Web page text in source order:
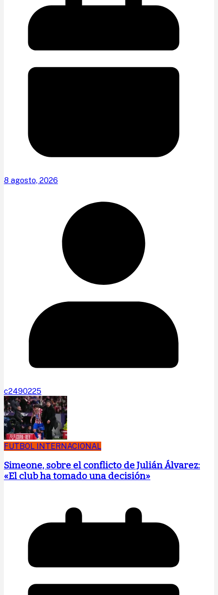
8 agosto, 2026
c2490225
FUTBOL INTERNACIONAL
Simeone, sobre el conflicto de Julián Álvarez:
«El club ha tomado una decisión»